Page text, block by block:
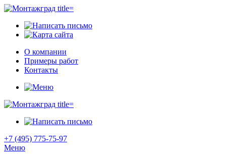
О компании
Примеры работ
Контакты
+7 (495) 775-75-97
Меню